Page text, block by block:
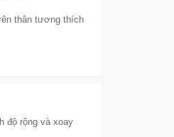
thân tương thích
độ rộng và xoay